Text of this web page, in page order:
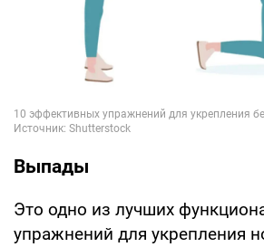
Выпады
Это одно из лучших
упражнений для укрепления